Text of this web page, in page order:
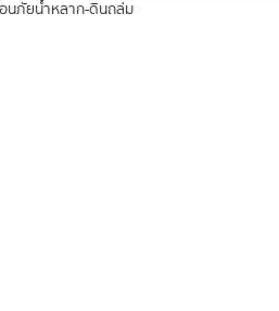
นภัยน้ำหลาก-ดินถล่ม